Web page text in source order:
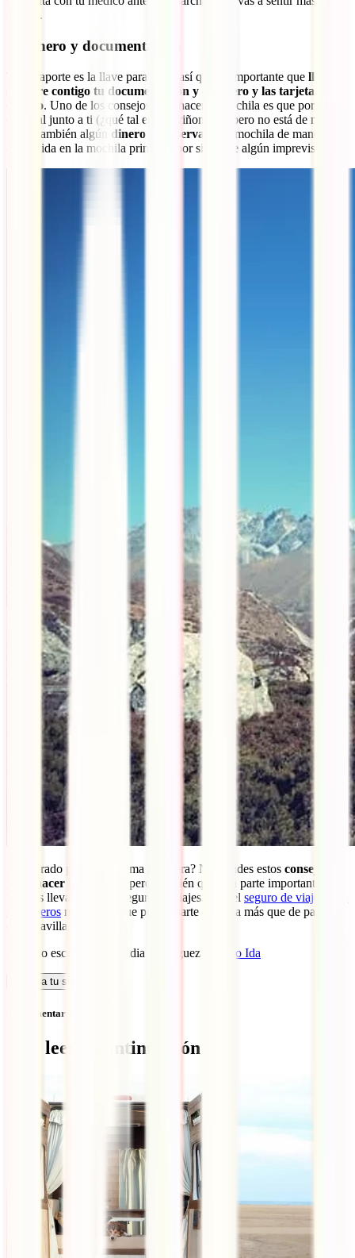
seguro.
7. Dinero y documentación
Tu pasaporte es la llave para todo, así que es importante que lleves
siempre contigo tu documentación y el dinero y las tarjetas de
crédito. Uno de los consejos para hacer la mochila es que portes lo
esencial junto a ti (¿qué tal en una riñonera?) pero no está de más
llevar también algún dinero de reserva
en la mochila de mano o
escondida en la mochila principal por si ocurre algún imprevisto.
¿Preparado para tu próxima aventura? No olvides estos consejos
para hacer la mochila
, pero también que una parte importante del
viaje es llevar un buen seguro de viajes. Con el seguro de viajes para
mochileros no tendrás que preocuparte de nada más que de pasarlo
de maravilla.
Artículo escrito por Claudia Rodríguez de
Solo Ida
Calcula tu seguro
Sin comentarios
Qué leer a continuación